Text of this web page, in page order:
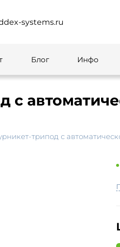
systems.ru
Блог Инфо
с
трипод с